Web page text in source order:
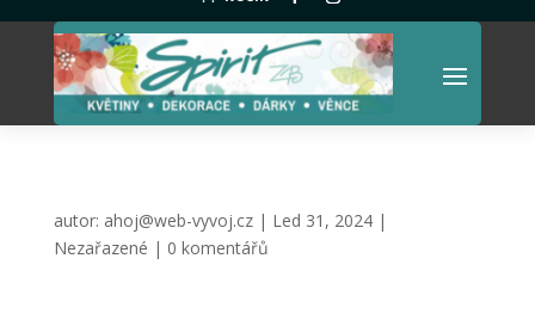
autor: ahoj@web-vyvoj.cz| Led 31, 2024|
Nezařazené | 0 komentářů